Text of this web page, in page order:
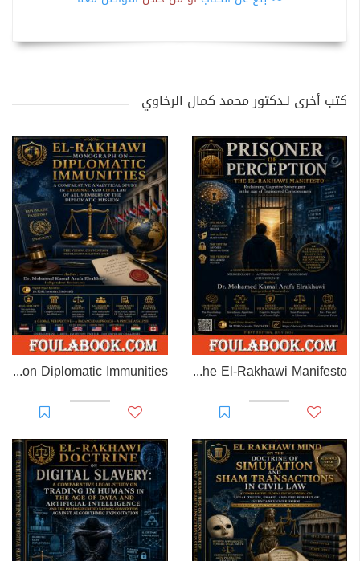
كتب أخرى لـدكتور محمد كمال الرخاوي
Prisoner of Perception: The El-Rakhawi Manifesto
EL-RAKHAWI MONOGRAPH on Diplomatic Immunities